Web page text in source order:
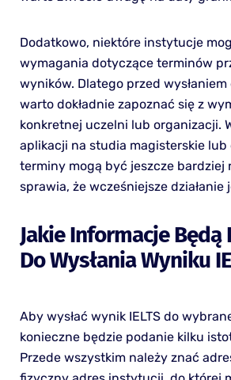
Dodatkowo, niektóre instytucje
wymagania dotyczące terminów
wyników. Dlatego przed
warto dokładnie zapoznać się z
konkretnej uczelni lub organizacji.
aplikacji na studia magisterskie lub
terminy mogą być jeszcze bardziej
sprawia, że wcześniejsze działanie
Jakie Informacje Będą
Do Wysłania Wyniku
Aby wysłać wynik IELTS do
konieczne będzie podanie kilku
Przede wszystkim należy znać